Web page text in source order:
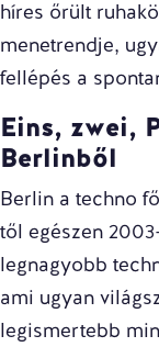
híres őrült
menetrendje,
fellépés a
Eins, zwei,
Berlinből
Berlin a techno
től egészen
legnagyobb
ami ugyan
legismertebb